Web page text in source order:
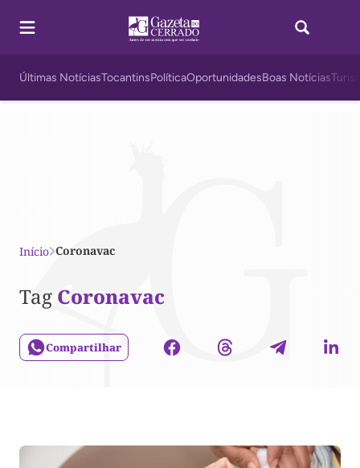
Últimas NotíciasTocantinsPolíticaOportunidadesBoas Notícias
Início Coronavac
Tag Coronavac
Compartilhar